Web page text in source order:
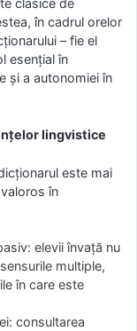
clasice de
în cadrul orelor
– fie el
esențial în
și a autonomiei în
lingvistice
este mai
în
elevii învață nu
multiple,
în care este
consultarea